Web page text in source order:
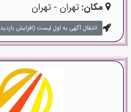
مکان:تهران - تهران
انتقال آگهی به اول لیست (افزایش